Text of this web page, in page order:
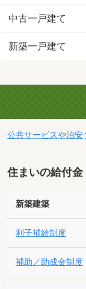
中古一戸建て
新築一戸建て
公共サービスや治安
住まいの給付金
新築建築
利子補給制度
補助／助成金制度